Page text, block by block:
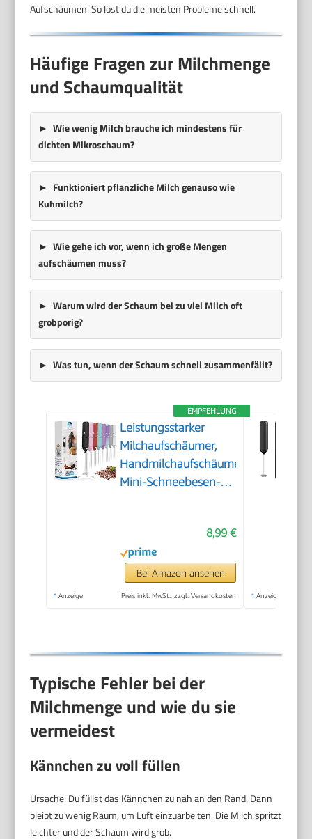
Aufschäumen. So löst du die meisten Probleme schnell.
Häufige Fragen zur Milchmenge
und Schaumqualität
Wie wenig Milch brauche ich mindestens für
dichten Mikroschaum?
Funktioniert pflanzliche Milch genauso wie
Kuhmilch?
Wie gehe ich vor, wenn ich große Mengen
aufschäumen muss?
Warum wird der Schaum bei zu viel Milch oft
grobporig?
Was tun, wenn der Schaum schnell zusammenfällt?
EMPFEHLUNG
Leistungsstarker
Milchaufschäumer,
Handmilchaufschäumer,
Mini-Schneebesen-
Latte, Matcha, heiße
Schokolade, mit
Ständer, Schwarz
8,99 €
Bei Amazon ansehen
* Anzeige Preis inkl. MwSt., zzgl. Versandkosten * Anzeige
Typische Fehler bei der
Milchmenge und wie du sie
vermeidest
Kännchen zu voll füllen
Ursache: Du füllst das Kännchen zu nah an den Rand. Dann
bleibt zu wenig Raum, um Luft einzuarbeiten. Die Milch spritzt
leichter und der Schaum wird grob.